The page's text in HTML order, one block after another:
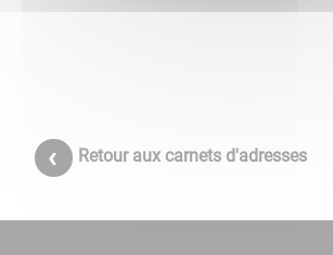
Retour aux carnets d'adresses